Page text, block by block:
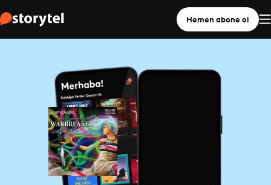
Hemen abone ol